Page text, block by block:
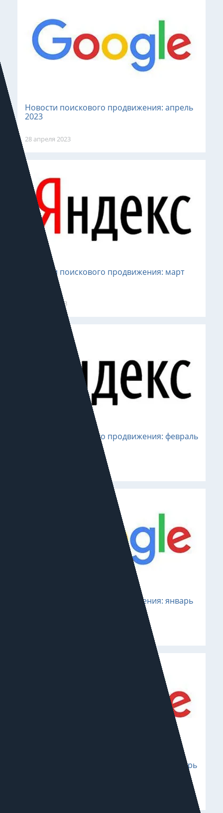
Новости поискового продвижения: апрель
2023
28 апреля 2023
Новости поискового продвижения: март
2 апреля 2023
Новости поискового продвижения: февраль
Новости поискового продвижения: январь
Новости поискового продвижения: декабрь